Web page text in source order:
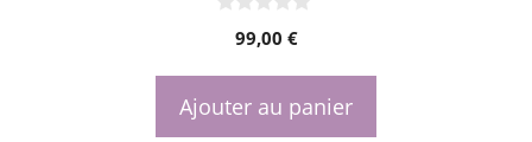
r
5
99,00 €
Ajouter au panier